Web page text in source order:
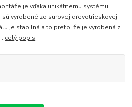
je vďaka unikátnemu systému
vyrobené zo surovej drevotrieskovej
je stabilná a to preto, že je vyrobená z
celý popis